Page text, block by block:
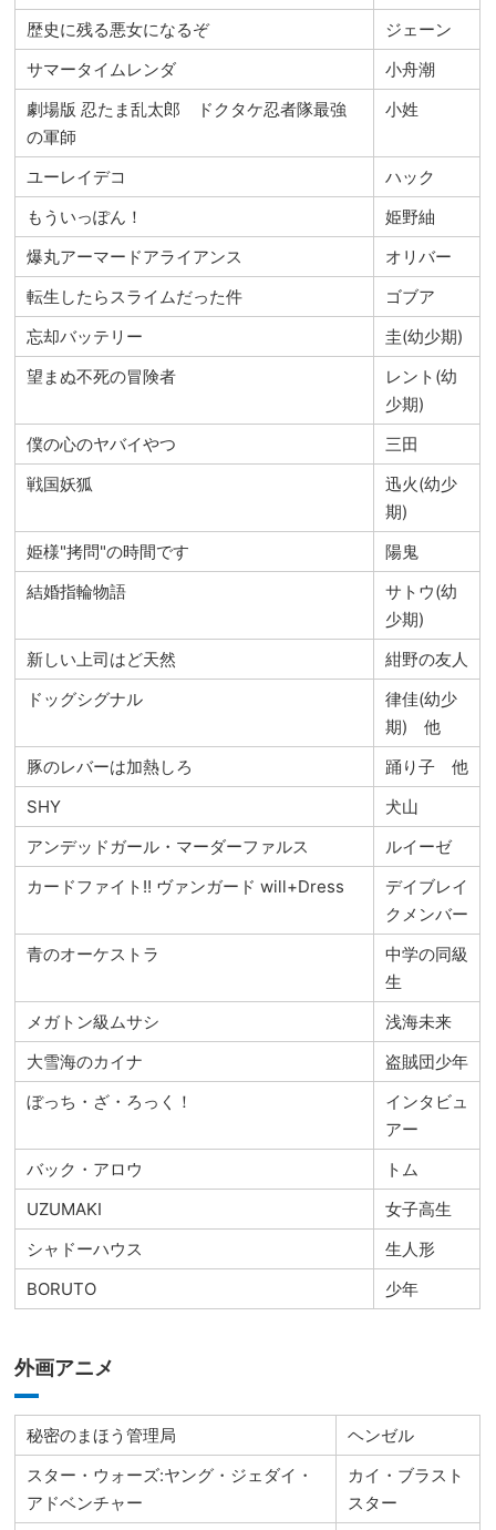
歴史に残る悪女になるぞ
ジェーン
サマータイムレンダ
小舟潮
劇場版 忍たま乱太郎 ドクタケ忍者隊最強
の軍師
小姓
ユーレイデコ
ハック
もういっぽん！
姫野紬
爆丸アーマードアライアンス
オリバー
転生したらスライムだった件
ゴブア
忘却バッテリー
圭(幼少期)
望まぬ不死の冒険者
レント(幼
少期)
僕の心のヤバイやつ
三田
戦国妖狐
迅火(幼少
期)
姫様"拷問"の時間です
陽鬼
結婚指輪物語
サトウ(幼
少期)
新しい上司はど天然
紺野の友人
ドッグシグナル
律佳(幼少
期) 他
豚のレバーは加熱しろ
踊り子 他
SHY
犬山
アンデッドガール・マーダーファルス
ルイーゼ
カードファイト!! ヴァンガード will+Dress
デイブレイ
クメンバー
青のオーケストラ
中学の同級
生
メガトン級ムサシ
浅海未来
大雪海のカイナ
盗賊団少年
ぼっち・ざ・ろっく！
インタビュ
アー
バック・アロウ
トム
UZUMAKI
女子高生
シャドーハウス
生人形
BORUTO
少年
外画アニメ
秘密のまほう管理局
ヘンゼル
スター・ウォーズ:ヤング・ジェダイ・
アドベンチャー
カイ・ブラスト
スター